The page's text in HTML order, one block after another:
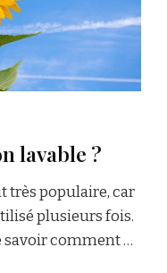
lavable ?
très populaire, car
plusieurs fois.
savoir comment …